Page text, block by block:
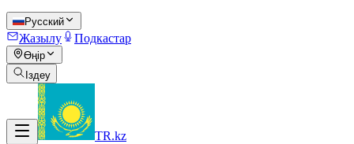
Русский
Жазылу Подкастар
Өңір
Іздеу
TR.kz